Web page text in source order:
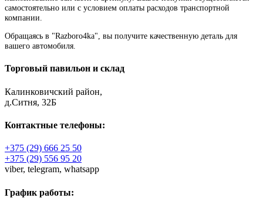
самостоятельно или с условием оплаты расходов транспортной
компании.
Обращаясь в "Razboro4ka", вы получите качественную деталь для
вашего автомобиля.
Торговый павильон и склад
Калинковичский район,
д.Ситня, 32Б
Контактные телефоны:
+375 (29) 666 25 50
+375 (29) 556 95 20
viber, telegram, whatsapp
График работы: